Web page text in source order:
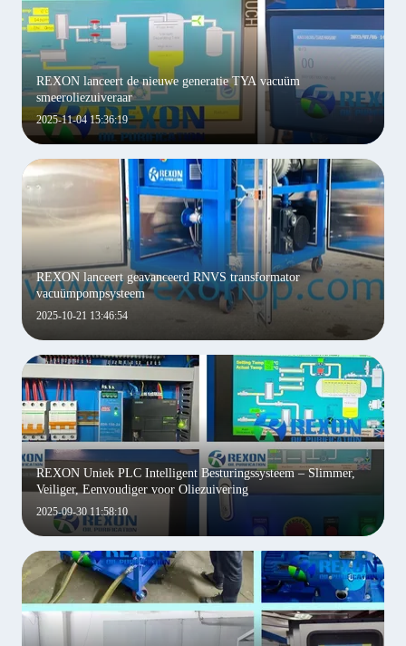
2025-11-04 15:36:19
REXON lanceert de nieuwe generatie TYA vacuüm
smeeroliezuiveraar
2025-10-21 13:46:54
REXON lanceert geavanceerd RNVS transformator
vacuümpompsysteem
2025-09-30 11:58:10
REXON Uniek PLC Intelligent Besturingssysteem – Slimmer,
Veiliger, Eenvoudiger voor Oliezuivering